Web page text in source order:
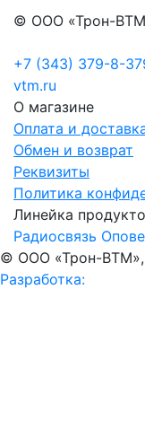
© ООО «Трон-
+7 (343) 379-8-
vtm.ru
О магазине
Оплата и
Обмен и возврат
Реквизиты
Политика
Линейка
Радиосвязь
© ООО «Трон-
Разработка: